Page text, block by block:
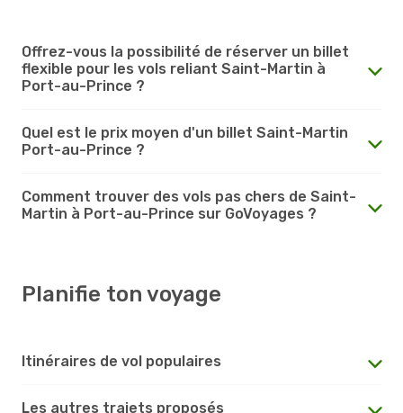
Offrez-vous la possibilité de réserver un billet
flexible pour les vols reliant Saint-Martin à
Port-au-Prince ?
Quel est le prix moyen d'un billet Saint-Martin
Port-au-Prince ?
Comment trouver des vols pas chers de Saint-
Martin à Port-au-Prince sur GoVoyages ?
Planifie ton voyage
Itinéraires de vol populaires
Les autres trajets proposés